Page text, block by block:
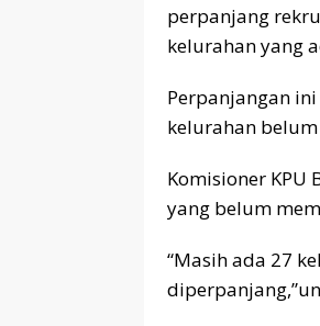
perpanjang
kelurahan yang
Perpanjangan
kelurahan
Komisioner
yang belum
“Masih ada 27